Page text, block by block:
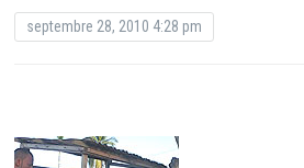
septembre 28, 2010 4:28 pm